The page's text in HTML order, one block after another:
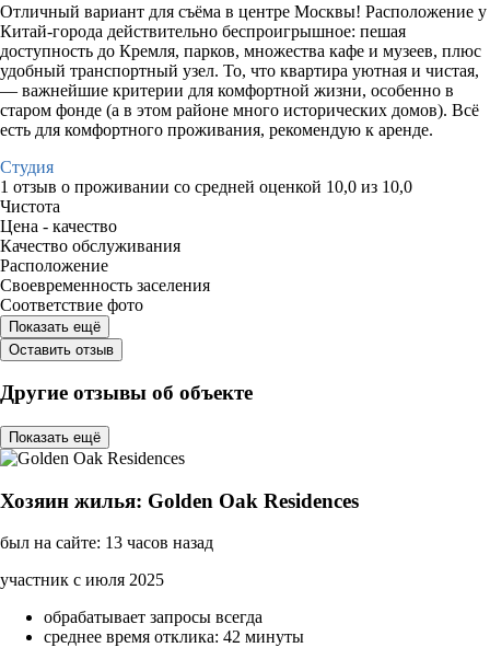
Отличный вариант для съёма в центре Москвы! Расположение у
Китай-города действительно беспроигрышное: пешая
доступность до Кремля, парков, множества кафе и музеев, плюс
удобный транспортный узел. То, что квартира уютная и чистая,
— важнейшие критерии для комфортной жизни, особенно в
старом фонде (а в этом районе много исторических домов). Всё
есть для комфортного проживания, рекомендую к аренде.
Студия
1 отзыв о проживании со средней оценкой 10,0 из 10,0
Чистота
Цена - качество
Качество обслуживания
Расположение
Своевременность заселения
Соответствие фото
Показать ещё
Оставить отзыв
Другие отзывы об объекте
Показать ещё
Хозяин жилья: Golden Oak Residences
был на сайте: 13 часов назад
участник с июля 2025
обрабатывает запросы всегда
среднее время отклика: 42 минуты